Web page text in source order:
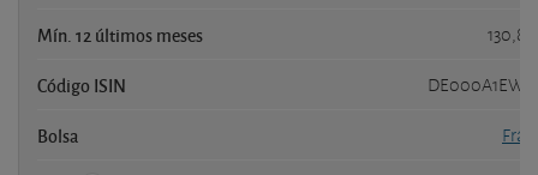
Mín. 12 últimos meses 130,85
Código ISIN
Bolsa